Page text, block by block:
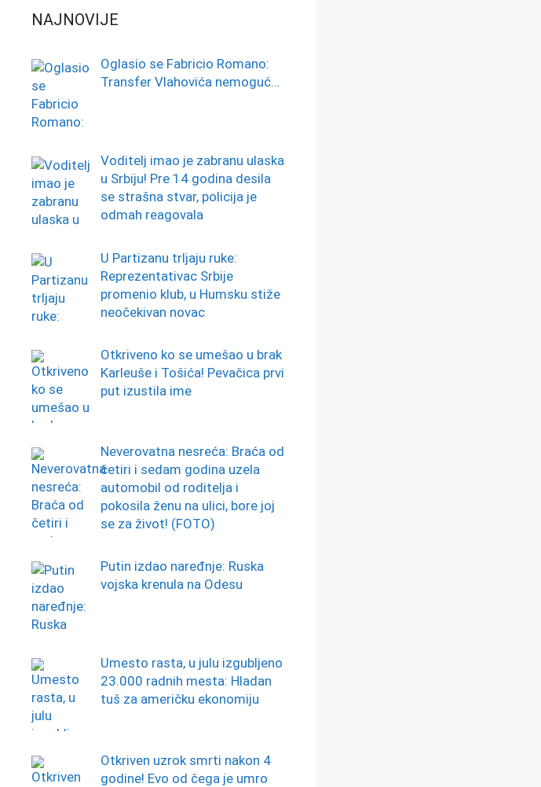
NAJNOVIJE
Oglasio se Fabricio Romano:
Transfer Vlahovića nemoguć…
Voditelj imao je zabranu ulaska
u Srbiju! Pre 14 godina desila
se strašna stvar, policija je
odmah reagovala
U Partizanu trljaju ruke:
Reprezentativac Srbije
promenio klub, u Humsku stiže
neočekivan novac
Otkriveno ko se umešao u brak
Karleuše i Tošića! Pevačica prvi
put izustila ime
Neverovatna nesreća: Braća od
četiri i sedam godina uzela
automobil od roditelja i
pokosila ženu na ulici, bore joj
se za život! (FOTO)
Putin izdao naređnje: Ruska
vojska krenula na Odesu
Umesto rasta, u julu izgubljeno
23.000 radnih mesta: Hladan
tuš za američku ekonomiju
Otkriven uzrok smrti nakon 4
godine! Evo od čega je umro